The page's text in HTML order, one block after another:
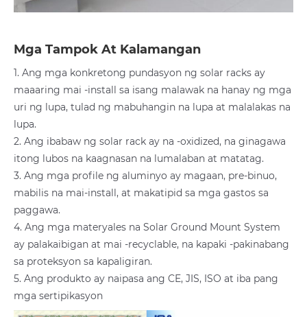
Mga Tampok At Kalamangan
1. Ang mga konkretong pundasyon ng solar racks ay
maaaring mai -install sa isang malawak na hanay ng mga
uri ng lupa, tulad ng mabuhangin na lupa at malalakas na
lupa.
2. Ang ibabaw ng solar rack ay na -oxidized, na ginagawa
itong lubos na kaagnasan na lumalaban at matatag.
3. Ang mga profile ng aluminyo ay magaan, pre-binuo,
mabilis na mai-install, at makatipid sa mga gastos sa
paggawa.
4. Ang mga materyales na Solar Ground Mount System
ay palakaibigan at mai -recyclable, na kapaki -pakinabang
sa proteksyon sa kapaligiran.
5. Ang produkto ay naipasa ang CE, JIS, ISO at iba pang
mga sertipikasyon